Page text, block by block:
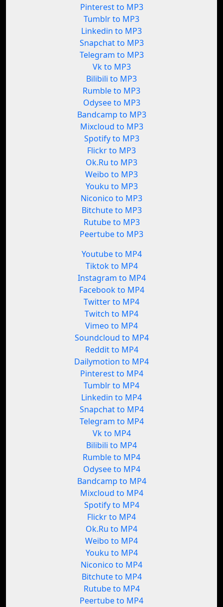
Pinterest to MP3
Tumblr to MP3
Linkedin to MP3
Snapchat to MP3
Telegram to MP3
Vk to MP3
Bilibili to MP3
Rumble to MP3
Odysee to MP3
Bandcamp to MP3
Mixcloud to MP3
Spotify to MP3
Flickr to MP3
Ok.Ru to MP3
Weibo to MP3
Youku to MP3
Niconico to MP3
Bitchute to MP3
Rutube to MP3
Peertube to MP3
Youtube to MP4
Tiktok to MP4
Instagram to MP4
Facebook to MP4
Twitter to MP4
Twitch to MP4
Vimeo to MP4
Soundcloud to MP4
Reddit to MP4
Dailymotion to MP4
Pinterest to MP4
Tumblr to MP4
Linkedin to MP4
Snapchat to MP4
Telegram to MP4
Vk to MP4
Bilibili to MP4
Rumble to MP4
Odysee to MP4
Bandcamp to MP4
Mixcloud to MP4
Spotify to MP4
Flickr to MP4
Ok.Ru to MP4
Weibo to MP4
Youku to MP4
Niconico to MP4
Bitchute to MP4
Rutube to MP4
Peertube to MP4